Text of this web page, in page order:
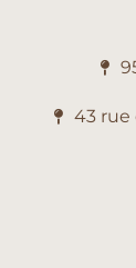
43 rue